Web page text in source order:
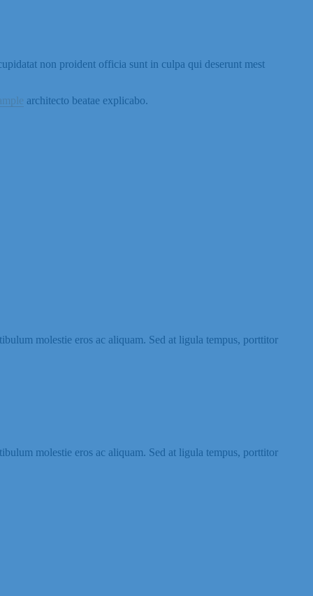
non proident officia sunt in culpa qui deserunt mest
architecto beatae explicabo.
molestie eros ac aliquam. Sed at ligula tempus, porttitor
molestie eros ac aliquam. Sed at ligula tempus, porttitor